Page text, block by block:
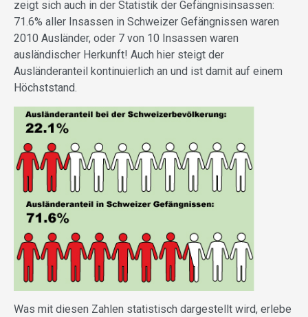
zeigt sich auch in der Statistik der Gefängnisinsassen:
71.6% aller Insassen in Schweizer Gefängnissen waren
2010 Ausländer, oder 7 von 10 Insassen waren
ausländischer Herkunft! Auch hier steigt der
Ausländeranteil kontinuierlich an und ist damit auf einem
Höchststand.
Was mit diesen Zahlen statistisch dargestellt wird, erlebe